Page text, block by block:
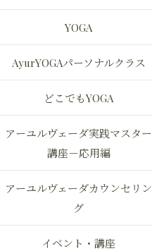
YOGA
AyurYOGAパーソナルクラス
どこでもYOGA
アーユルヴェーダ実践マスター
講座－応用編
アーユルヴェーダカウンセリン
グ
イベント・講座